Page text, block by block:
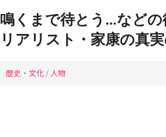
鳴くまで待とう…などの
リアリスト・家康の真
歴史・文化 / 人物